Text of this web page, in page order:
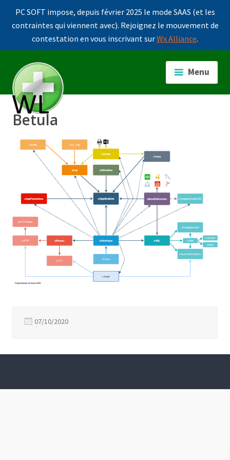
PC SOFT impose, depuis février 2025 le mode SAAS (et les
contraintes qui viennent avec). Rejoignez le mouvement de
contestation en vous inscrivant surWx Alliance.
contenu
principal
Menu
Betula
07/10/2020